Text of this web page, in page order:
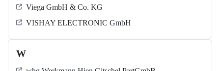
Viega GmbH & Co. KG
VISHAY ELECTRONIC GmbH
W